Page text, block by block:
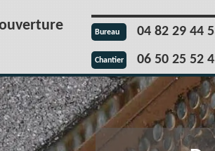
Bureau 04 82 29 44
Chantier 06 50 25 52